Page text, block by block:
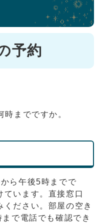
予約
までですか。
ら午後5時までで
ています。直接窓口
ださい。部屋の空き
で電話でも確認でき